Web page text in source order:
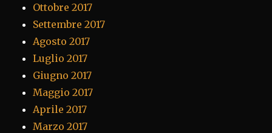
Ottobre 2017
Settembre 2017
Agosto 2017
Luglio 2017
Giugno 2017
Maggio 2017
Aprile 2017
Marzo 2017